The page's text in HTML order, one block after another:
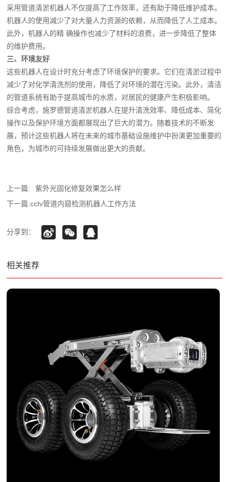
采用管道清淤机器人不仅提高了工作效率，还有助于降低维护成本。
机器人的使用减少了对大量人力资源的依赖，从而降低了人工成本。
此外，机器人的精 确操作也减少了材料的浪费，进一步降低了整体
的维护费用。
三、环境友好
这些机器人在设计时充分考虑了环境保护的要求。它们在清淤过程中
减少了对化学清洗剂的使用，降低了对环境的潜在污染。此外，清洁
的管道系统有助于提高城市的水质，对居民的健康产生积极影响。
综合考虑，施罗德管道清淤机器人在提升清洗效率、降低成本、简化
操作以及保护环境方面都展现出了巨大的潜力。随着技术的不断发
展，预计这些机器人将在未来的城市基础设施维护中扮演更加重要的
角色，为城市的可持续发展做出更大的贡献。
上一篇:
紫外光固化修复效果怎么样
下一篇:cctv管道内窥检测机器人工作方法
分享到：
相关推荐